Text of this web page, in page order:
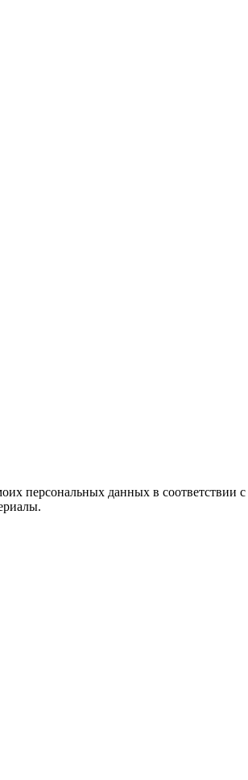
персональных данных в соответствии с